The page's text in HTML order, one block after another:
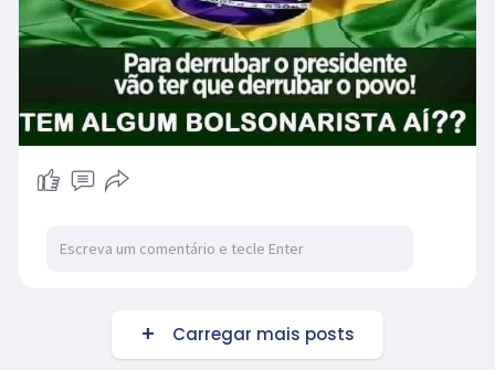
Carregar mais posts